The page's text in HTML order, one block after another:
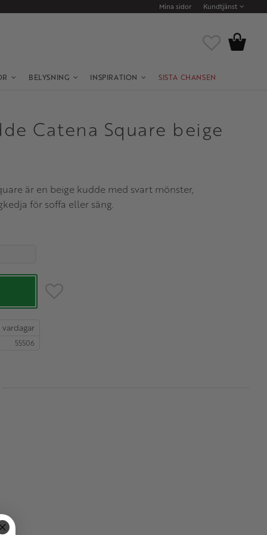
Mina sidor Kundtjänst
BELYSNING INSPIRATION SISTA CHANSEN
Favoriter
Kundvagn
Catena Square beige
är en beige kudde med svart mönster,
för soffa eller säng.
Lägg till i favoriter
55506